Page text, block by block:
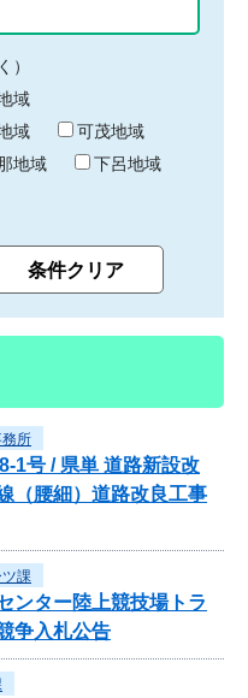
）
域
域
可茂地域
地域
下呂地域
所
1号 / 県単 道路新設改
（腰細）道路改良工事
課
ンター陸上競技場トラ
争入札公告